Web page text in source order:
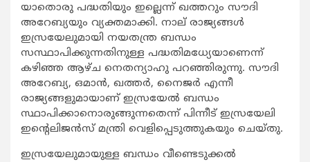
യാതൊരു പദ്ധതിയും ഇല്ലെന്ന് ഖത്തറും സൗദി
അറേബ്യയും വ്യക്തമാക്കി. നാല് രാജ്യങ്ങള്‍
ഇസ്രയേലുമായി നയതന്ത്ര ബന്ധം
സസ്ഥാപിക്കുന്നതിനുള്ള പദ്ധതിമധ്യേയാണെന്ന്
കഴിഞ്ഞ ആഴ്ച നെതന്യാഹു പറഞ്ഞിരുന്നു. സൗദി
അറേബ്യ, ഒമാന്‍, ഖത്തര്‍, നൈജര്‍ എന്നീ
രാജ്യങ്ങളുമായാണ് ഇസ്രയേല്‍ ബന്ധം
സ്ഥാപിക്കാനൊരുങ്ങുന്നതെന്ന് പിന്നീട് ഇസ്രയേലി
ഇന്റെലിജന്‍സ് മന്ത്രി വെളിപ്പെടുത്തുകയും ചെയ്തു.
ഇസ്രയേലുമായുള്ള ബന്ധം വീണ്ടെടുക്കല്‍